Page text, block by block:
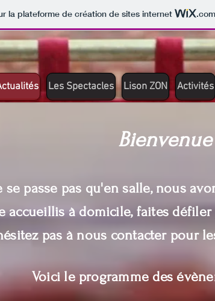
la plateforme de création de sites internet .com
Les Spectacles Lison ZON Activités
Bienvenue
passe pas qu'en salle, nous
accueillis à domicile, faites
pas à nous contacter pour
Voici le programme des